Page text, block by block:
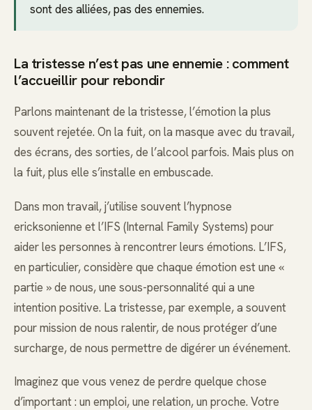
sont des alliées, pas des ennemies.
La tristesse n’est pas une ennemie : comment
l’accueillir pour rebondir
Parlons maintenant de la tristesse, l’émotion la plus
souvent rejetée. On la fuit, on la masque avec du travail,
des écrans, des sorties, de l’alcool parfois. Mais plus on
la fuit, plus elle s’installe en embuscade.
Dans mon travail, j’utilise souvent l’hypnose
ericksonienne et l’IFS (Internal Family Systems) pour
aider les personnes à rencontrer leurs émotions. L’IFS,
en particulier, considère que chaque émotion est une «
partie » de nous, une sous-personnalité qui a une
intention positive. La tristesse, par exemple, a souvent
pour mission de nous ralentir, de nous protéger d’une
surcharge, de nous permettre de digérer un événement.
Imaginez que vous venez de perdre quelque chose
d’important : un emploi, une relation, un proche. Votre